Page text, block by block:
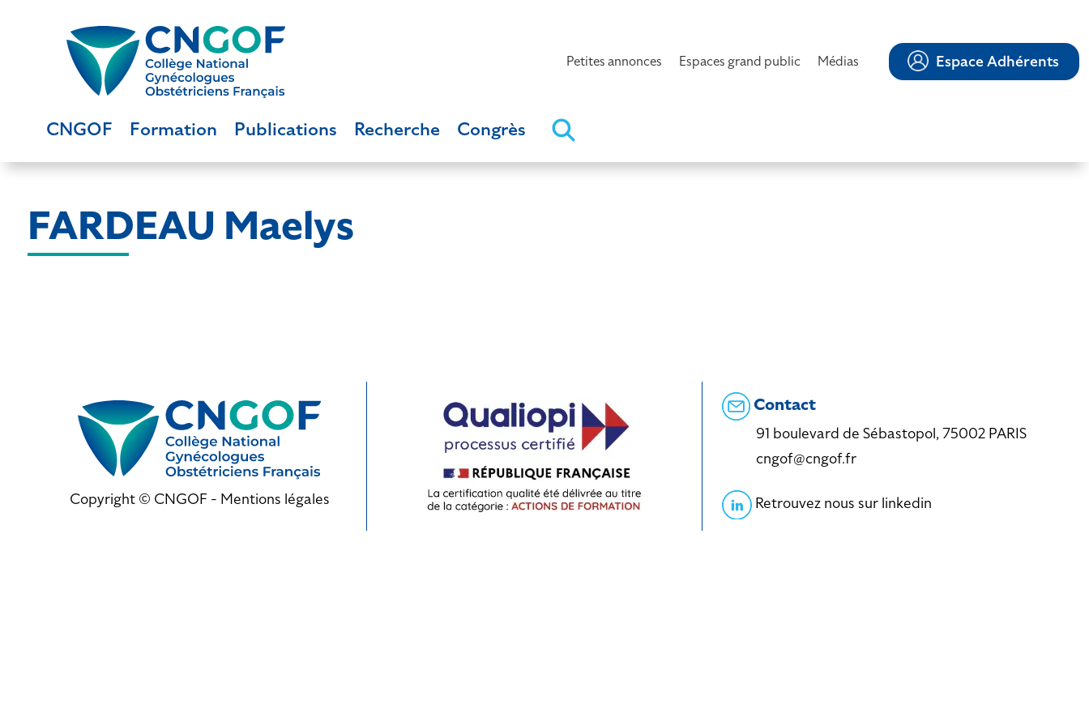
Petites annonces Espaces grand public Médias Espace Adhérents
CNGOF Formation Publications Recherche Congrès
FARDEAU Maelys
Copyright © CNGOF - Mentions légales
Contact
91 boulevard de Sébastopol, 75002 PARIS
cngof@cngof.fr
Retrouvez nous sur linkedin